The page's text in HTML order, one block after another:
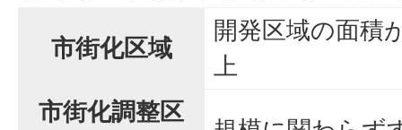
市街化区域
開発区域の面積
上
市街化調整区